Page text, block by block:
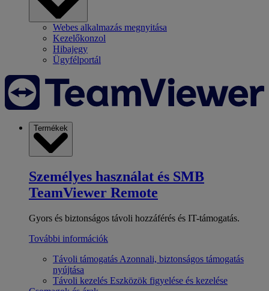
Webes alkalmazás megnyitása
Kezelőkonzol
Hibajegy
Ügyfélportál
Termékek
Személyes használat és SMB
TeamViewer Remote
Gyors és biztonságos távoli hozzáférés és IT-támogatás.
További információk
Távoli támogatás Azonnali, biztonságos támogatás
nyújtása
Távoli kezelés Eszközök figyelése és kezelése